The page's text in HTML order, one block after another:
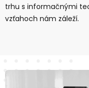
trhu s informačnými
vzťahoch nám záleží.